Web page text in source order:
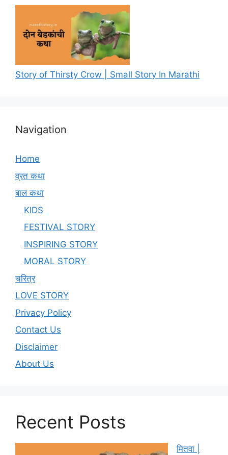
Story of Thirsty Crow | Small Story In Marathi
Navigation
Home
व्रत कथा
बाल कथा
KIDS
FESTIVAL STORY
INSPIRING STORY
MORAL STORY
चरित्र
LOVE STORY
Privacy Policy
Contact Us
Disclaimer
About Us
Recent Posts
मितवा |